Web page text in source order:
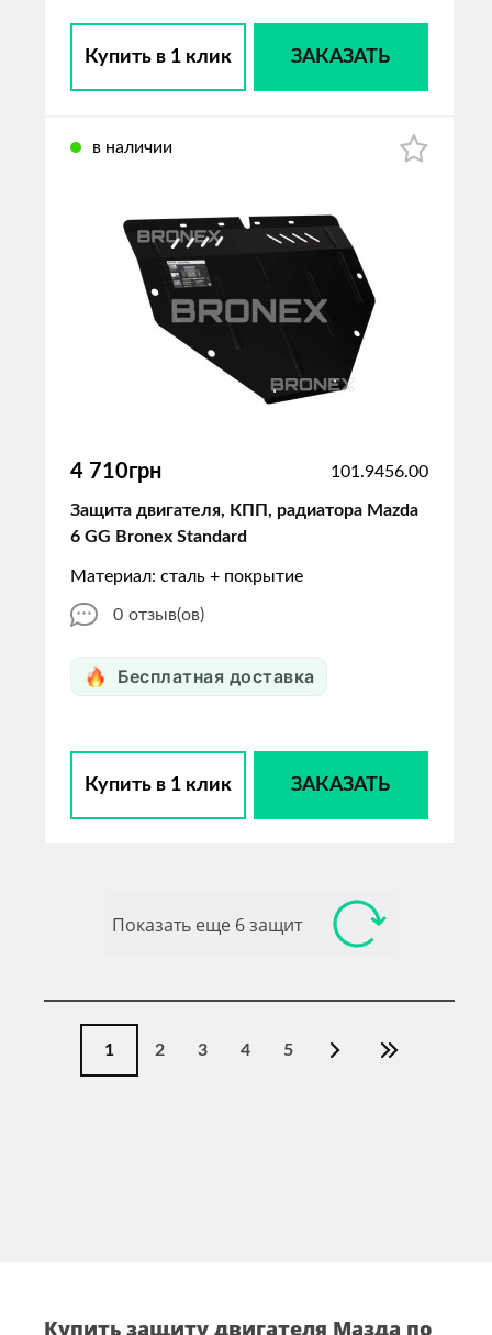
Купить в 1 клик ЗАКАЗАТЬ
в наличии
4 710грн 101.9456.00
Защита двигателя, КПП, радиатора Mazda
6 GG Bronex Standard
Материал: сталь + покрытие
0 отзыв(ов)
Бесплатная доставка
Купить в 1 клик ЗАКАЗАТЬ
Показать еще 6 защит
1 2 3 4 5
Купить защиту двигателя Мазда по